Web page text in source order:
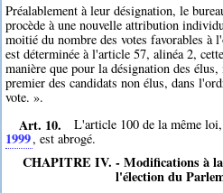
Préalablement à leur désignation, le
procède à une nouvelle attribution
moitié du nombre des votes favorables à
est déterminée à l'article 57, alinéa 2,
manière que pour la désignation des
premier des candidats non élus, dans
vote. ».
Art. 10. L'article 100 de la même
1999, est abrogé.
CHAPITRE IV. - Modifications à
l'élection du